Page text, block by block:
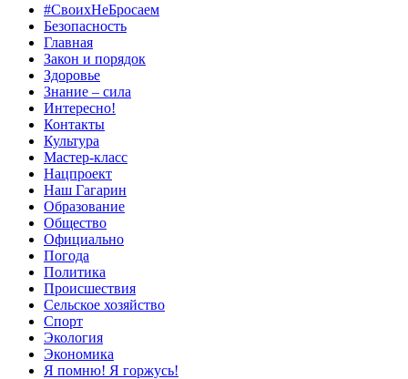
#СвоихНеБросаем
Безопасность
Главная
Закон и порядок
Здоровье
Знание – сила
Интересно!
Контакты
Культура
Мастер-класс
Нацпроект
Наш Гагарин
Образование
Общество
Официально
Погода
Политика
Происшествия
Сельское хозяйство
Спорт
Экология
Экономика
Я помню! Я горжусь!